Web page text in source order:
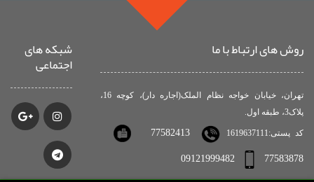
روش های ارتباط با ما
تهران، خیابان خواجه نظام الملک(اجاره دار)، کوچه 16،
پلاک3، طبقه اول.
کد پستی:1619637111 77582413
77583878
09121999482
شبکه های
اجتماعی